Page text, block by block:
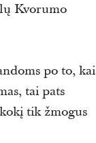
Kvorumo
po to, kai
tai pats
tik žmogus